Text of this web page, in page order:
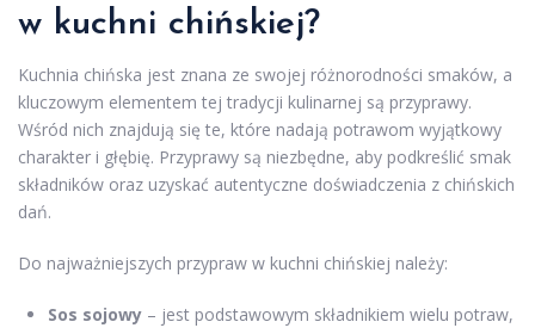
w kuchni chińskiej?
Kuchnia chińska jest znana ze swojej różnorodności smaków, a
kluczowym elementem tej tradycji kulinarnej są przyprawy.
Wśród nich znajdują się te, które nadają potrawom wyjątkowy
charakter i głębię. Przyprawy są niezbędne, aby podkreślić smak
składników oraz uzyskać autentyczne doświadczenia z chińskich
dań.
Do najważniejszych przypraw w kuchni chińskiej należy:
Sos sojowy – jest podstawowym składnikiem wielu potraw,